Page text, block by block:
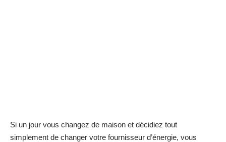
Si un jour vous changez de maison et décidiez tout
simplement de changer votre fournisseur d’énergie, vous